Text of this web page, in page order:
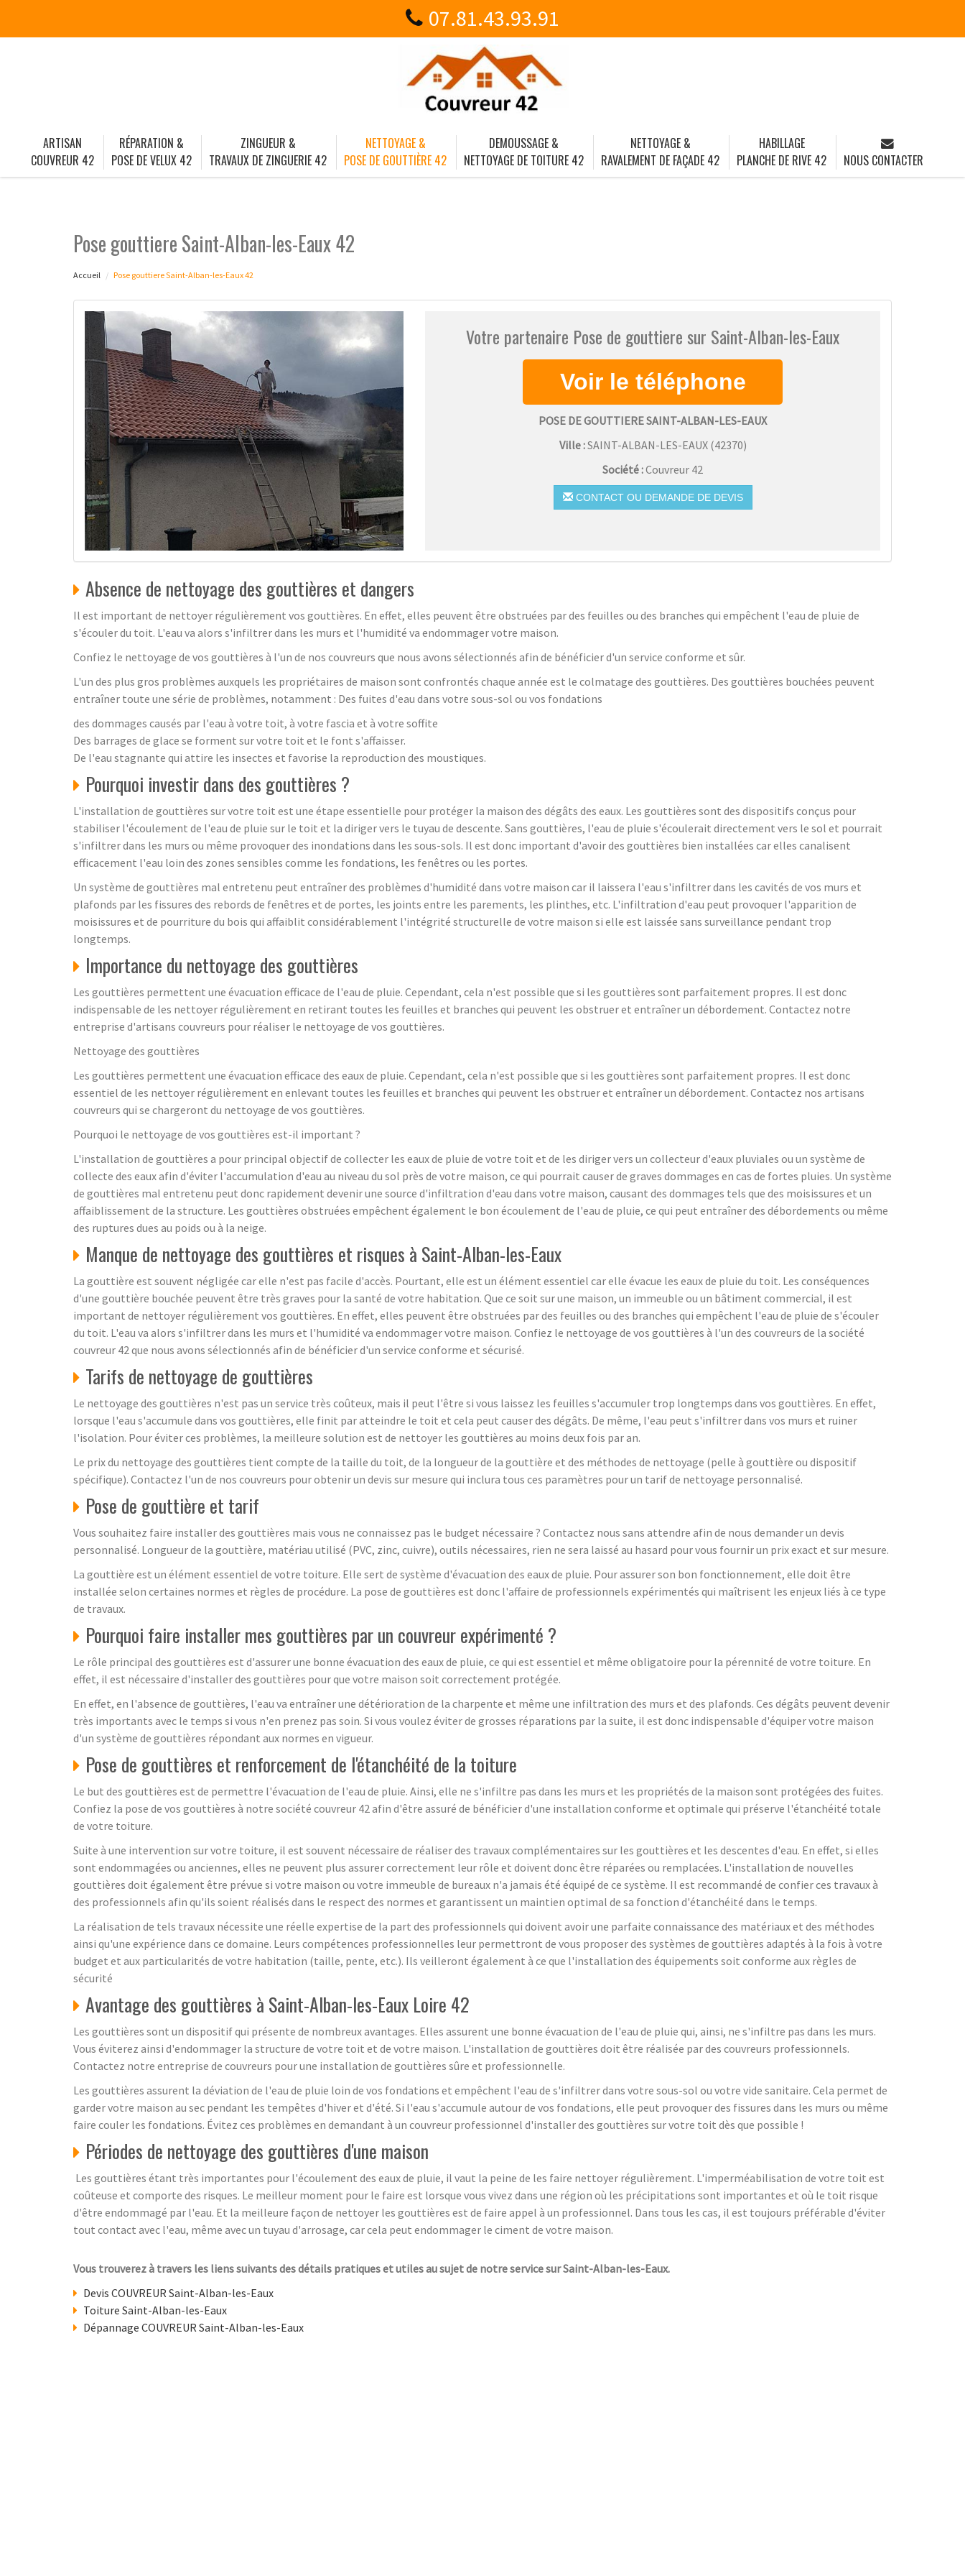
07.81.43.93.91
ARTISAN
COUVREUR 42
RÉPARATION &
POSE DE VELUX 42
ZINGUEUR &
TRAVAUX DE ZINGUERIE 42
NETTOYAGE &
POSE DE GOUTTIÈRE 42
DEMOUSSAGE &
NETTOYAGE DE TOITURE 42
NETTOYAGE &
RAVALEMENT DE FAÇADE 42
HABILLAGE
PLANCHE DE RIVE 42
NOUS CONTACTER
Pose gouttiere Saint-Alban-les-Eaux 42
Accueil Pose gouttiere Saint-Alban-les-Eaux 42
Votre partenaire Pose de gouttiere sur Saint-Alban-les-Eaux
POSE DE GOUTTIERE SAINT-ALBAN-LES-EAUX
Ville :SAINT-ALBAN-LES-EAUX(42370)
Société :Couvreur 42
CONTACT OU DEMANDE DE DEVIS
Absence de nettoyage des gouttières et dangers
Il est important de nettoyer régulièrement vos gouttières. En effet, elles peuvent être obstruées par des feuilles ou des branches qui empêchent l'eau de pluie de
s'écouler du toit. L'eau va alors s'infiltrer dans les murs et l'humidité va endommager votre maison.
Confiez le nettoyage de vos gouttières à l'un de nos couvreurs que nous avons sélectionnés afin de bénéficier d'un service conforme et sûr.
L'un des plus gros problèmes auxquels les propriétaires de maison sont confrontés chaque année est le colmatage des gouttières. Des gouttières bouchées peuvent
entraîner toute une série de problèmes, notamment : Des fuites d'eau dans votre sous-sol ou vos fondations
des dommages causés par l'eau à votre toit, à votre fascia et à votre soffite
Des barrages de glace se forment sur votre toit et le font s'affaisser.
De l'eau stagnante qui attire les insectes et favorise la reproduction des moustiques.
Pourquoi investir dans des gouttières ?
L'installation de gouttières sur votre toit est une étape essentielle pour protéger la maison des dégâts des eaux. Les gouttières sont des dispositifs conçus pour
stabiliser l'écoulement de l'eau de pluie sur le toit et la diriger vers le tuyau de descente. Sans gouttières, l'eau de pluie s'écoulerait directement vers le sol et pourrait
s'infiltrer dans les murs ou même provoquer des inondations dans les sous-sols. Il est donc important d'avoir des gouttières bien installées car elles canalisent
efficacement l'eau loin des zones sensibles comme les fondations, les fenêtres ou les portes.
Un système de gouttières mal entretenu peut entraîner des problèmes d'humidité dans votre maison car il laissera l'eau s'infiltrer dans les cavités de vos murs et
plafonds par les fissures des rebords de fenêtres et de portes, les joints entre les parements, les plinthes, etc. L'infiltration d'eau peut provoquer l'apparition de
moisissures et de pourriture du bois qui affaiblit considérablement l'intégrité structurelle de votre maison si elle est laissée sans surveillance pendant trop
longtemps.
Importance du nettoyage des gouttières
Les gouttières permettent une évacuation efficace de l'eau de pluie. Cependant, cela n'est possible que si les gouttières sont parfaitement propres. Il est donc
indispensable de les nettoyer régulièrement en retirant toutes les feuilles et branches qui peuvent les obstruer et entraîner un débordement. Contactez notre
entreprise d'artisans couvreurs pour réaliser le nettoyage de vos gouttières.
Nettoyage des gouttières
Les gouttières permettent une évacuation efficace des eaux de pluie. Cependant, cela n'est possible que si les gouttières sont parfaitement propres. Il est donc
essentiel de les nettoyer régulièrement en enlevant toutes les feuilles et branches qui peuvent les obstruer et entraîner un débordement. Contactez nos artisans
couvreurs qui se chargeront du nettoyage de vos gouttières.
Pourquoi le nettoyage de vos gouttières est-il important ?
L'installation de gouttières a pour principal objectif de collecter les eaux de pluie de votre toit et de les diriger vers un collecteur d'eaux pluviales ou un système de
collecte des eaux afin d'éviter l'accumulation d'eau au niveau du sol près de votre maison, ce qui pourrait causer de graves dommages en cas de fortes pluies. Un système
de gouttières mal entretenu peut donc rapidement devenir une source d'infiltration d'eau dans votre maison, causant des dommages tels que des moisissures et un
affaiblissement de la structure. Les gouttières obstruées empêchent également le bon écoulement de l'eau de pluie, ce qui peut entraîner des débordements ou même
des ruptures dues au poids ou à la neige.
Manque de nettoyage des gouttières et risques à Saint-Alban-les-Eaux
La gouttière est souvent négligée car elle n'est pas facile d'accès. Pourtant, elle est un élément essentiel car elle évacue les eaux de pluie du toit. Les conséquences
d'une gouttière bouchée peuvent être très graves pour la santé de votre habitation. Que ce soit sur une maison, un immeuble ou un bâtiment commercial, il est
important de nettoyer régulièrement vos gouttières. En effet, elles peuvent être obstruées par des feuilles ou des branches qui empêchent l'eau de pluie de s'écouler
du toit. L'eau va alors s'infiltrer dans les murs et l'humidité va endommager votre maison. Confiez le nettoyage de vos gouttières à l'un des couvreurs de la société
couvreur 42 que nous avons sélectionnés afin de bénéficier d'un service conforme et sécurisé.
Tarifs de nettoyage de gouttières
Le nettoyage des gouttières n'est pas un service très coûteux, mais il peut l'être si vous laissez les feuilles s'accumuler trop longtemps dans vos gouttières. En effet,
lorsque l'eau s'accumule dans vos gouttières, elle finit par atteindre le toit et cela peut causer des dégâts. De même, l'eau peut s'infiltrer dans vos murs et ruiner
l'isolation. Pour éviter ces problèmes, la meilleure solution est de nettoyer les gouttières au moins deux fois par an.
Le prix du nettoyage des gouttières tient compte de la taille du toit, de la longueur de la gouttière et des méthodes de nettoyage (pelle à gouttière ou dispositif
spécifique). Contactez l'un de nos couvreurs pour obtenir un devis sur mesure qui inclura tous ces paramètres pour un tarif de nettoyage personnalisé.
Pose de gouttière et tarif
Vous souhaitez faire installer des gouttières mais vous ne connaissez pas le budget nécessaire ? Contactez nous sans attendre afin de nous demander un devis
personnalisé. Longueur de la gouttière, matériau utilisé (PVC, zinc, cuivre), outils nécessaires, rien ne sera laissé au hasard pour vous fournir un prix exact et sur mesure.
La gouttière est un élément essentiel de votre toiture. Elle sert de système d'évacuation des eaux de pluie. Pour assurer son bon fonctionnement, elle doit être
installée selon certaines normes et règles de procédure. La pose de gouttières est donc l'affaire de professionnels expérimentés qui maîtrisent les enjeux liés à ce type
de travaux.
Pourquoi faire installer mes gouttières par un couvreur expérimenté ?
Le rôle principal des gouttières est d'assurer une bonne évacuation des eaux de pluie, ce qui est essentiel et même obligatoire pour la pérennité de votre toiture. En
effet, il est nécessaire d'installer des gouttières pour que votre maison soit correctement protégée.
En effet, en l'absence de gouttières, l'eau va entraîner une détérioration de la charpente et même une infiltration des murs et des plafonds. Ces dégâts peuvent devenir
très importants avec le temps si vous n'en prenez pas soin. Si vous voulez éviter de grosses réparations par la suite, il est donc indispensable d'équiper votre maison
d'un système de gouttières répondant aux normes en vigueur.
Pose de gouttières et renforcement de l'étanchéité de la toiture
Le but des gouttières est de permettre l'évacuation de l'eau de pluie. Ainsi, elle ne s'infiltre pas dans les murs et les propriétés de la maison sont protégées des fuites.
Confiez la pose de vos gouttières à notre société couvreur 42 afin d'être assuré de bénéficier d'une installation conforme et optimale qui préserve l'étanchéité totale
de votre toiture.
Suite à une intervention sur votre toiture, il est souvent nécessaire de réaliser des travaux complémentaires sur les gouttières et les descentes d'eau. En effet, si elles
sont endommagées ou anciennes, elles ne peuvent plus assurer correctement leur rôle et doivent donc être réparées ou remplacées. L'installation de nouvelles
gouttières doit également être prévue si votre maison ou votre immeuble de bureaux n'a jamais été équipé de ce système. Il est recommandé de confier ces travaux à
des professionnels afin qu'ils soient réalisés dans le respect des normes et garantissent un maintien optimal de sa fonction d'étanchéité dans le temps.
La réalisation de tels travaux nécessite une réelle expertise de la part des professionnels qui doivent avoir une parfaite connaissance des matériaux et des méthodes
ainsi qu'une expérience dans ce domaine. Leurs compétences professionnelles leur permettront de vous proposer des systèmes de gouttières adaptés à la fois à votre
budget et aux particularités de votre habitation (taille, pente, etc.). Ils veilleront également à ce que l'installation des équipements soit conforme aux règles de
sécurité
Avantage des gouttières à Saint-Alban-les-Eaux Loire 42
Les gouttières sont un dispositif qui présente de nombreux avantages. Elles assurent une bonne évacuation de l'eau de pluie qui, ainsi, ne s'infiltre pas dans les murs.
Vous éviterez ainsi d'endommager la structure de votre toit et de votre maison. L'installation de gouttières doit être réalisée par des couvreurs professionnels.
Contactez notre entreprise de couvreurs pour une installation de gouttières sûre et professionnelle.
Les gouttières assurent la déviation de l'eau de pluie loin de vos fondations et empêchent l'eau de s'infiltrer dans votre sous-sol ou votre vide sanitaire. Cela permet de
garder votre maison au sec pendant les tempêtes d'hiver et d'été. Si l'eau s'accumule autour de vos fondations, elle peut provoquer des fissures dans les murs ou même
faire couler les fondations. Évitez ces problèmes en demandant à un couvreur professionnel d'installer des gouttières sur votre toit dès que possible !
Périodes de nettoyage des gouttières d'une maison
Les gouttières étant très importantes pour l'écoulement des eaux de pluie, il vaut la peine de les faire nettoyer régulièrement. L'imperméabilisation de votre toit est
coûteuse et comporte des risques. Le meilleur moment pour le faire est lorsque vous vivez dans une région où les précipitations sont importantes et où le toit risque
d'être endommagé par l'eau. Et la meilleure façon de nettoyer les gouttières est de faire appel à un professionnel. Dans tous les cas, il est toujours préférable d'éviter
tout contact avec l'eau, même avec un tuyau d'arrosage, car cela peut endommager le ciment de votre maison.
Vous trouverez à travers les liens suivants des détails pratiques et utiles au sujet de notre service sur Saint-Alban-les-Eaux.
Devis COUVREUR Saint-Alban-les-Eaux
Toiture Saint-Alban-les-Eaux
Dépannage COUVREUR Saint-Alban-les-Eaux